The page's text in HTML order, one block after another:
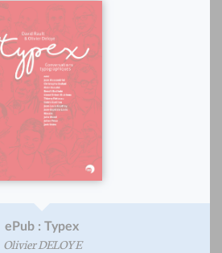
ePub : Typex
Olivier DELOYE